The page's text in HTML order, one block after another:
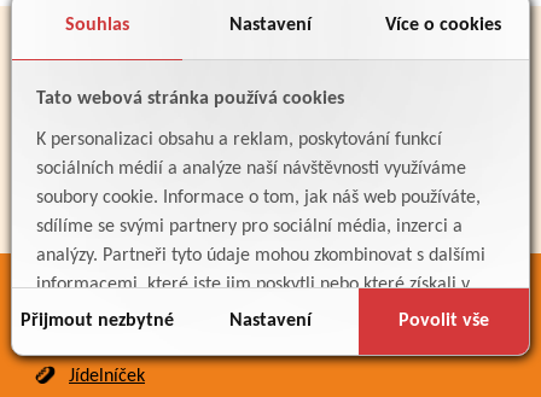
Souhlas Nastavení Více o cookies
Tato webová stránka používá cookies
K personalizaci obsahu a reklam, poskytování funkcí
sociálních médií a analýze naší návštěvnosti využíváme
soubory cookie. Informace o tom, jak náš web používáte,
sdílíme se svými partnery pro sociální média, inzerci a
analýzy. Partneři tyto údaje mohou zkombinovat s dalšími
informacemi, které jste jim poskytli nebo které získali v
důsledku toho, že používáte jejich služby.
Přijmout nezbytné Nastavení Povolit vše
Jídelníček